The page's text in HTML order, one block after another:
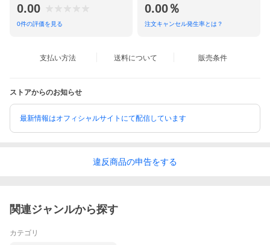
0.00
0件の評価を見る
0.00％
注文キャンセル発生率とは？
支払い方法 送料について 販売条件
ストアからのお知らせ
最新情報はオフィシャルサイトにて配信しています
違反商品の申告をする
関連ジャンルから探す
カテゴリ